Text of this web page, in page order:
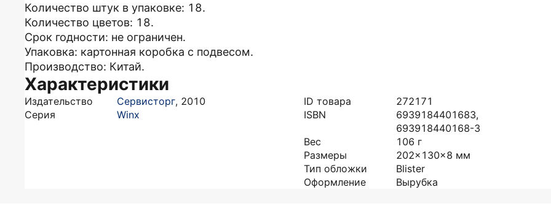
Количество штук в упаковке: 18.
Количество цветов: 18.
Срок годности: не ограничен.
Упаковка: картонная коробка с подвесом.
Производство: Китай.
Характеристики
Издательство Сервисторг, 2010
Серия
Winx
ID товара
272171
ISBN
6939184401683,
693918440168-3
Вес
106 г
Размеры
202x130x8 мм
Тип обложки
Blister
Оформление
Вырубка